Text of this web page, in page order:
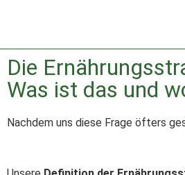
Die
Was ist das und
Nachdem uns diese Frage öfters